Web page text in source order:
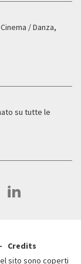
/ Danza,
su tutte le
Credits
sito sono coperti